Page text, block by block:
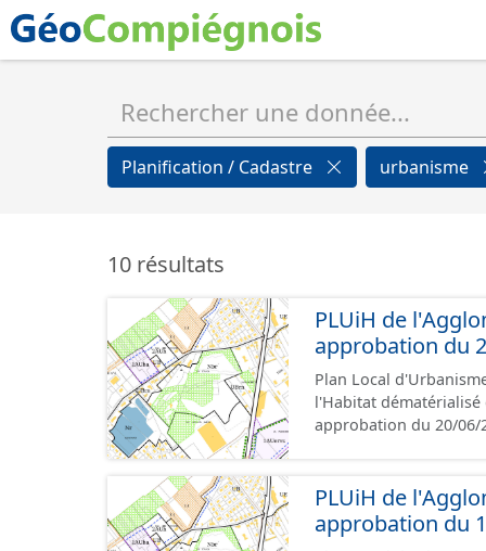
Planification / Cadastre urbanisme
10 résultats
PLUiH de
approbation du
Plan Local
l'Habitat dématérialisé
approbation du 20/06/
les pièces
écrits et graphiques,
Malgré l'attention
PLUiH de
approbation du